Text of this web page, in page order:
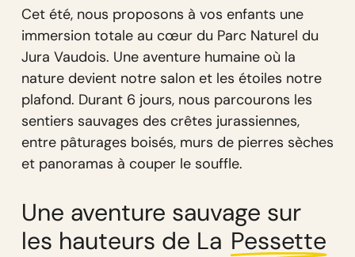
Cet été, nous proposons à vos enfants une
immersion totale au cœur du Parc Naturel du
Jura Vaudois. Une aventure humaine où la
nature devient notre salon et les étoiles notre
plafond. Durant 6 jours, nous parcourons les
sentiers sauvages des crêtes jurassiennes,
entre pâturages boisés, murs de pierres sèches
et panoramas à couper le souffle.
Une aventure sauvage sur
les hauteurs de La Pessette